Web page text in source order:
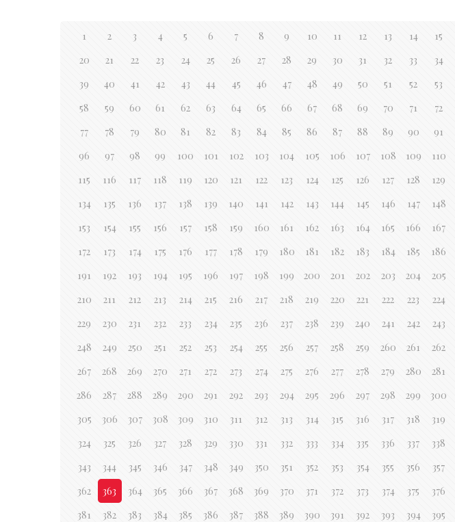
1 2 3 4 5 6 7 8 9 10 11 12 13 14 15
20
21 22 23 24 25 26 27 28 29 30 31 32 33 34
39
40 41 42 43 44 45 46 47 48 49 50 51 52 53
58
59 60 61 62 63 64 65 66 67 68 69 70 71 72
77
78 79 80 81 82 83 84 85 86 87 88 89 90 91
96
97 98 99 100 101 102 103 104 105 106 107 108 109 110
115
116 117 118 119 120 121 122 123 124 125 126 127 128 129
134
135 136 137 138 139 140 141 142 143 144 145 146 147 148
153
154 155 156 157 158 159 160 161 162 163 164 165 166 167
172
173 174 175 176 177 178 179 180 181 182 183 184 185 186
191
192 193 194 195 196 197 198 199 200 201 202 203 204 205
210
211 212 213 214 215 216 217 218 219 220 221 222 223 224
229
230 231 232 233 234 235 236 237 238 239 240 241 242 243
248
249 250 251 252 253 254 255 256 257 258 259 260 261 262
267
268 269 270 271 272 273 274 275 276 277 278 279 280 281
286
287 288 289 290 291 292 293 294 295 296 297 298 299 300
305
306 307 308 309 310 311 312 313 314 315 316 317 318 319
324
325 326 327 328 329 330 331 332 333 334 335 336 337 338
343
344 345 346 347 348 349 350 351 352 353 354 355 356 357
362
363 364 365 366 367 368 369 370 371 372 373 374 375 376
381
382 383 384 385 386 387 388 389 390 391 392 393 394 395